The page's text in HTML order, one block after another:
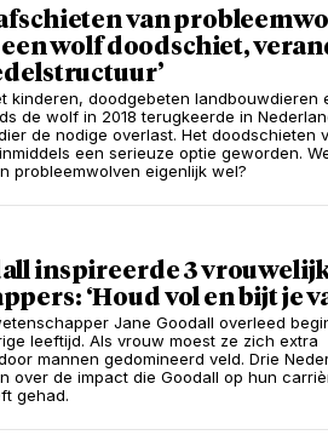
van
een wolf doodschiet,
kinderen, doodgebeten landbouwdieren
de wolf in 2018 terugkeerde in
de nodige overlast. Het doodschieten
een serieuze optie geworden.
probleemwolven eigenlijk wel?
inspireerde 3
‘Houd vol en bijt je
Jane Goodall overleed
leeftijd. Als vrouw moest ze zich extra
mannen gedomineerd veld. Drie
over de impact die Goodall op hun
gehad.